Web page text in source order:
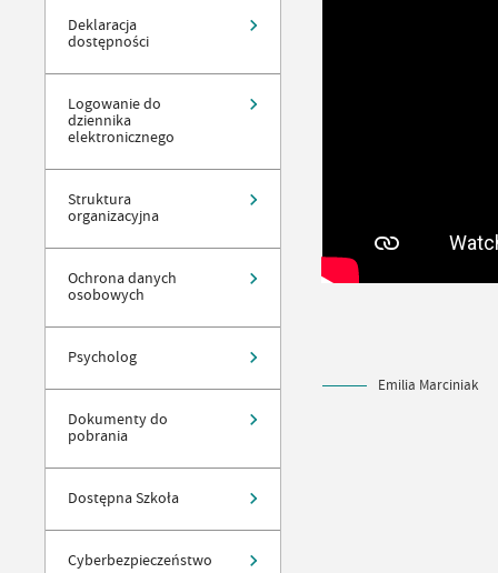
Deklaracja
dostępności
Logowanie do
dziennika
elektronicznego
Struktura
organizacyjna
Ochrona danych
osobowych
Psycholog
Dokumenty do
pobrania
Dostępna Szkoła
Cyberbezpieczeństwo
Emilia Marciniak